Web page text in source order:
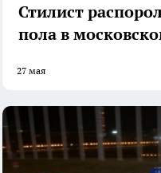
Стилист
пола в
27 мая